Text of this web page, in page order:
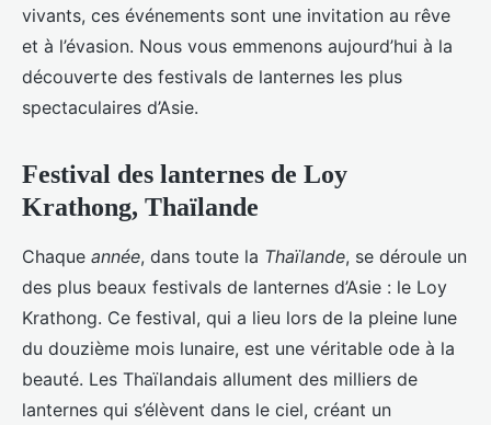
vivants, ces événements sont une invitation au rêve
et à l’évasion. Nous vous emmenons aujourd’hui à la
découverte des festivals de lanternes les plus
spectaculaires d’Asie.
Festival des lanternes de Loy
Krathong, Thaïlande
Chaque année, dans toute la Thaïlande, se déroule un
des plus beaux festivals de lanternes d’Asie : le Loy
Krathong. Ce festival, qui a lieu lors de la pleine lune
du douzième mois lunaire, est une véritable ode à la
beauté. Les Thaïlandais allument des milliers de
lanternes qui s’élèvent dans le ciel, créant un